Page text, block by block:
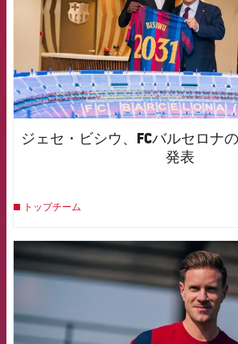
ジェセ・ビシウ、FCバルセロナ
発表
トップチーム
FCB